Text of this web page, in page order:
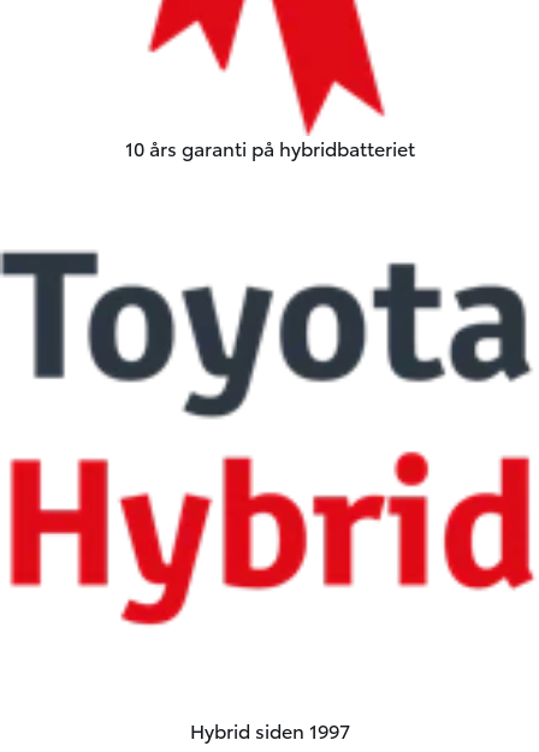
10 års garanti på hybridbatteriet
Hybrid siden 1997